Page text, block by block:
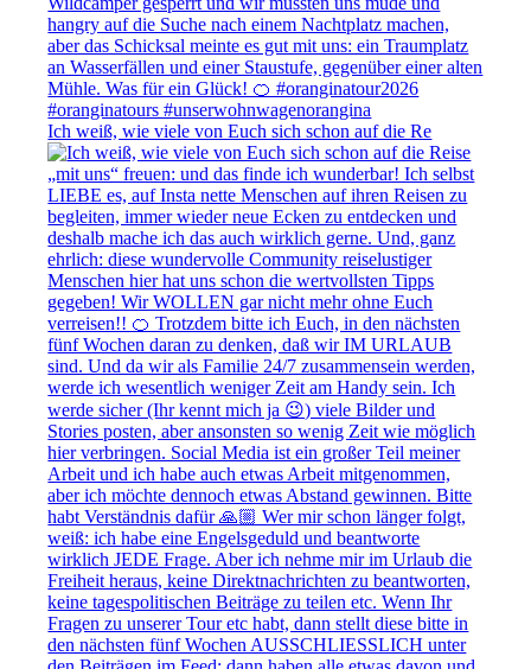
Ich weiß, wie viele von Euch sich schon auf die Re